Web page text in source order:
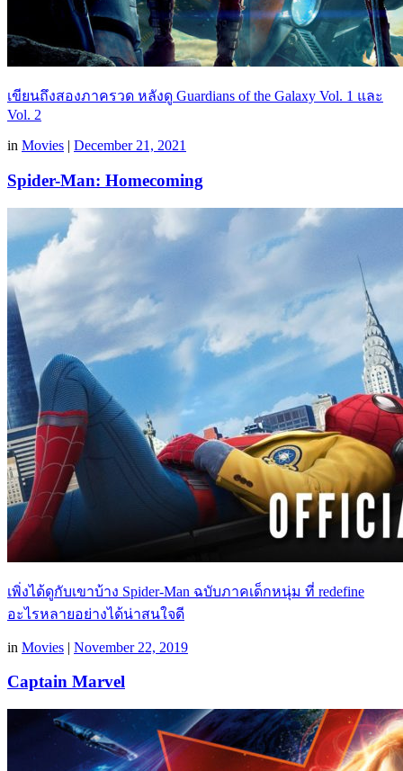
เขียนถึงสองภาครวด หลังดู Guardians of the Galaxy Vol. 1 และ
Vol. 2
in Movies | December 21, 2021
Spider-Man: Homecoming
เพิ่งได้ดูกับเขาบ้าง Spider-Man ฉบับภาคเด็กหนุ่ม ที่ redefine
อะไรหลายอย่างได้น่าสนใจดี
in Movies | November 22, 2019
Captain Marvel